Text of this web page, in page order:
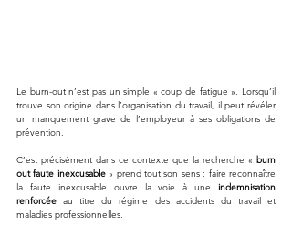
Le burn-out n’est pas un simple « coup de fatigue ». Lorsqu’il
trouve son origine dans l’organisation du travail, il peut révéler
un manquement grave de l’employeur à ses obligations de
prévention.
C’est précisément dans ce contexte que la recherche « burn
out faute inexcusable » prend tout son sens : faire reconnaître
la faute inexcusable ouvre la voie à une indemnisation
renforcée au titre du régime des accidents du travail et
maladies professionnelles.